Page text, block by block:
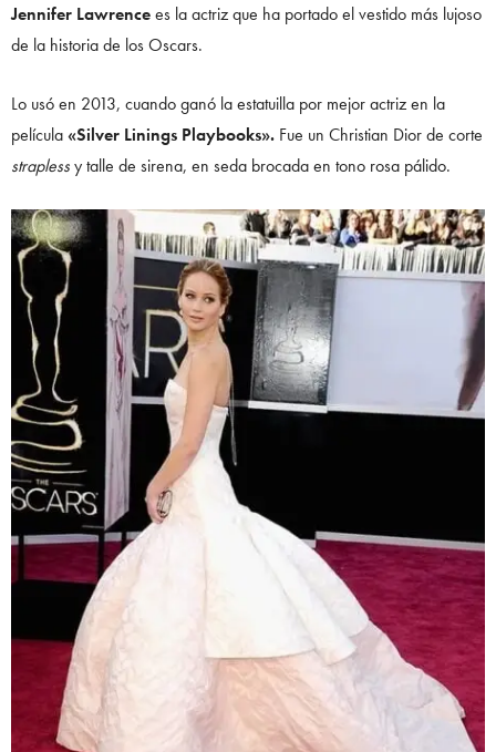
Jennifer Lawrencees la actriz que ha portado el vestido más lujoso
de la historia de los Oscars.
Lo usó en 2013, cuando ganó la estatuilla por mejor actriz en la
película«Silver Linings Playbooks». Fue un Christian Dior de corte
straplessy talle de sirena, en seda brocada en tono rosa pálido.